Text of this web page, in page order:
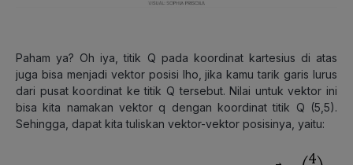
Paham ya? Oh iya, titik Q pada koordinat kartesius di atas
juga bisa menjadi vektor posisi lho, jika kamu tarik garis lurus
dari pusat koordinat ke titik Q tersebut. Nilai untuk vektor ini
bisa kita namakan vektor q dengan koordinat titik Q (5,5).
Sehingga, dapat kita tuliskan vektor-vektor posisinya, yaitu: